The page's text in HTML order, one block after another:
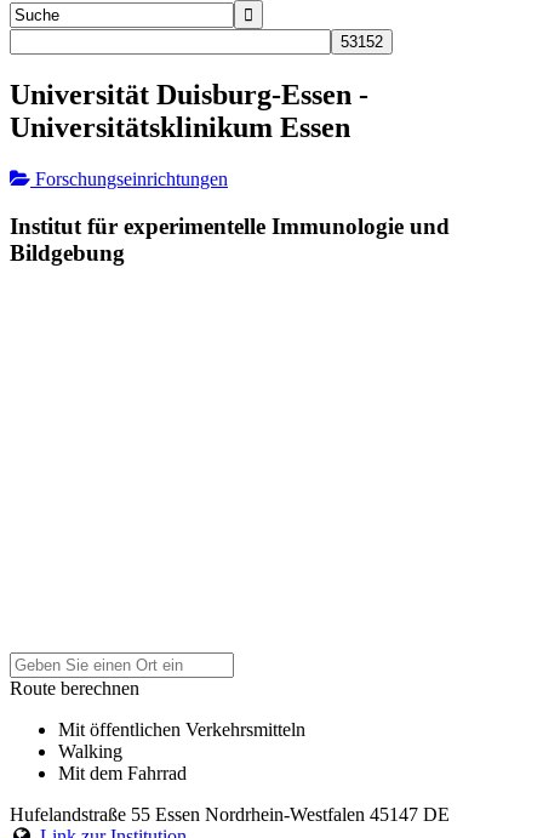
Universität Duisburg-Essen -
Universitätsklinikum Essen
Forschungseinrichtungen
Institut für experimentelle Immunologie und
Bildgebung
Route berechnen
Mit öffentlichen Verkehrsmitteln
Walking
Mit dem Fahrrad
Hufelandstraße 55 Essen Nordrhein-Westfalen 45147 DE